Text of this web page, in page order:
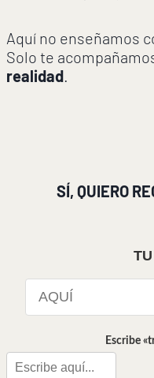
Aquí no enseñamos
Solo te
realidad.
SÍ, QUIERO
Escribe